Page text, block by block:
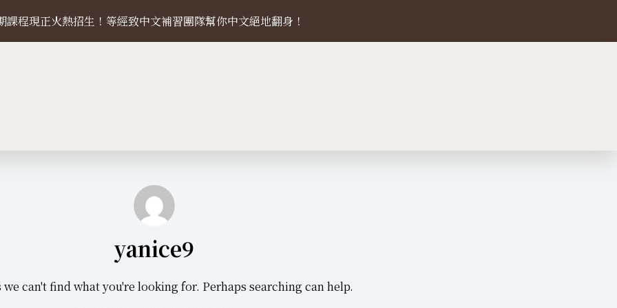
課程現正火熱招生！等經致中文補習團隊幫你中文絕地翻身！
yanice9
we can't find what you're looking for. Perhaps searching can help.